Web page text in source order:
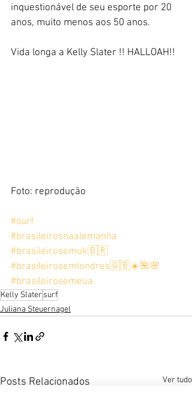
inquestionável de seu esporte por 20
anos, muito menos aos 50 anos.
Vida longa a Kelly Slater !! HALLOAH!!
Foto: reprodução
#surf
#brasileirosnaalemanha
#brasileirosemuk🇧🇷
#brasileirosemlondres🇬🇧☀️🌺🌸
#brasileirosemeua
Kelly Slater surf
Juliana Steuernagel
Posts Relacionados Ver tudo